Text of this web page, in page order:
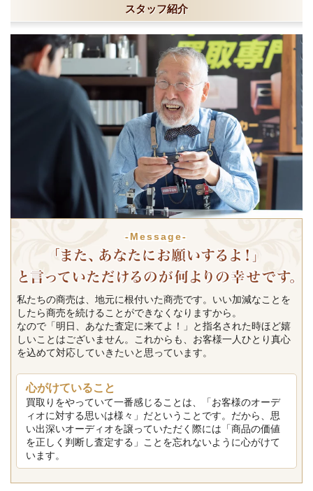
スタッフ紹介
-Message-
私たちの商売は、地元に根付いた商売です。いい加減なことを
したら商売を続けることができなくなりますから。
なので「明日、あなた査定に来てよ！」と指名された時ほど嬉
しいことはございません。これからも、お客様一人ひとり真心
を込めて対応していきたいと思っています。
心がけていること
買取りをやっていて一番感じることは、「お客様のオーデ
ィオに対する思いは様々」だということです。だから、思
い出深いオーディオを譲っていただく際には「商品の価値
を正しく判断し査定する」ことを忘れないように心がけて
います。